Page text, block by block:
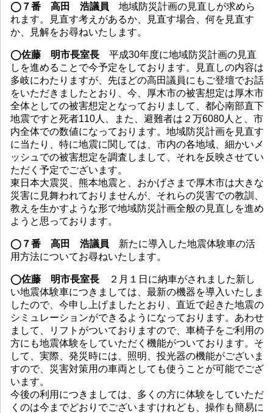
◯７番 高田 浩議員 地域防災計画の見直しが求めら
れます。見直す考えがあるか、見直す場合、何を見直す
か、見解をお尋ねいたします。
◯佐藤 明市長室長 平成30年度に地域防災計画の見直
しを進めることで今予定をしております。見直しの内容は
多岐にわたりますが、先ほどの高田議員にもご登壇でお話
をいただきましたとおり、今、厚木市の被害想定は厚木市
全体としての被害想定となっておりまして、都心南部直下
地震ですと死者110人、また、避難者は２万6080人と、市
内全体での数値になっております。地域防災計画を見直す
に当たり、特に地震に関しては、市内の各地域、細かいメ
ッシュでの被害想定を調査しまして、それを反映させてい
ただく予定でございます。
東日本大震災、熊本地震と、おかげさまで厚木市は大きな
災害に見舞われておりませんが、それらの災害での教訓、
教えを生かすような形で地域防災計画全般の見直しを進め
ようと思っております。
◯７番 高田 浩議員 新たに導入した地震体験車の活
用方法についてお尋ねいたします。
◯佐藤 明市長室長 ２月１日に納車がされました新し
い地震体験車につきましては、最新の機器を導入いたしま
したので、今申し上げましたとおり、直近で起きた地震の
シミュレーションができるようになっております。あわせ
まして、リフトがついておりますので、車椅子をご利用の
方にも地震体験をしていただく機能がついております。そ
して、実際、発災時には、照明、投光器の機能がございま
すので、災害対策用の車両としても使うことが可能でござ
います。
今後の利用につきましては、多くの方に体験をしていただ
くのは今までどおりでございますけれども、操作も簡易に